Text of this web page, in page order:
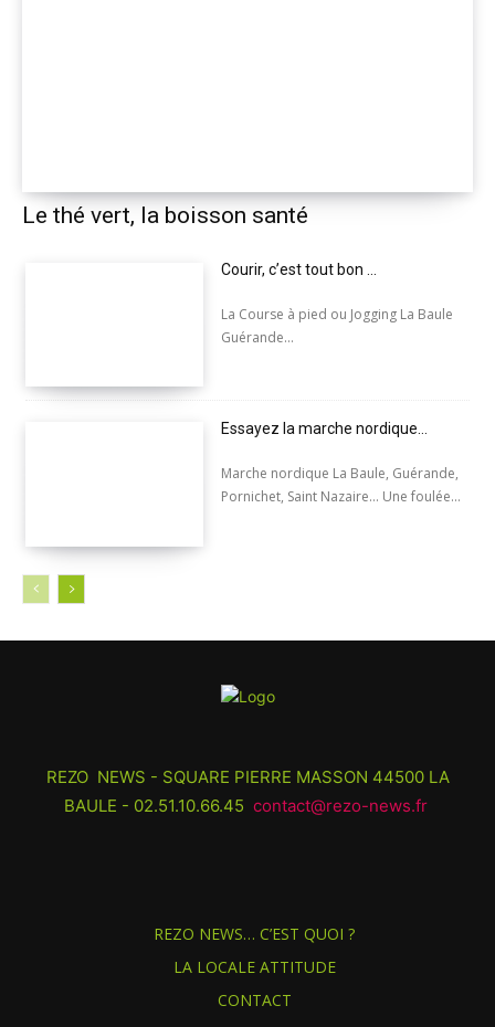
Le thé vert, la boisson santé
Courir, c’est tout bon …
La Course à pied ou Jogging La Baule
Guérande...
Essayez la marche nordique…
Marche nordique La Baule, Guérande,
Pornichet, Saint Nazaire... Une foulée...
REZO NEWS - SQUARE PIERRE MASSON 44500 LA
BAULE - 02.51.10.66.45 contact@rezo-news.fr
REZO NEWS… C’EST QUOI ?
LA LOCALE ATTITUDE
CONTACT